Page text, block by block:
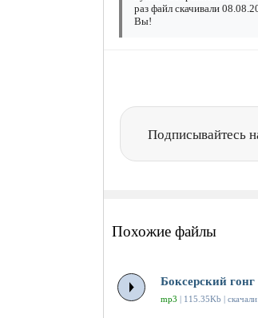
раз файл скачивали
Вы!
Подписывайтесь
Похожие файлы
Боксерский гонг
mp3 | 115.35Kb |